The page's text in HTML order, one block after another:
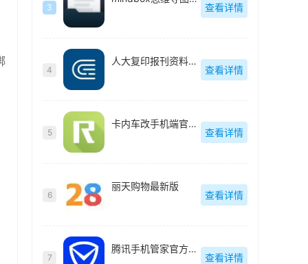
3 查看详情
4
人大复印报刊资料官方最新版
查看详情
5
卡内车改手机端官方最新版
查看详情
6
丽天购物最新版
查看详情
7
腾讯手机管家官方最新版
查看详情